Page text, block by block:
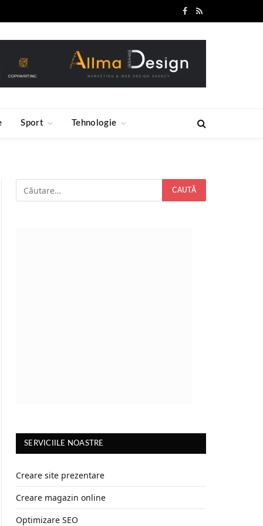
Facebook
RSS
Sport Tehnologie
SERVICIILE NOASTRE
Creare site prezentare
Creare magazin online
Optimizare SEO